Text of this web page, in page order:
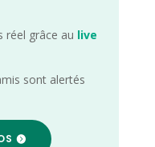
réel grâce au live
sont alertés